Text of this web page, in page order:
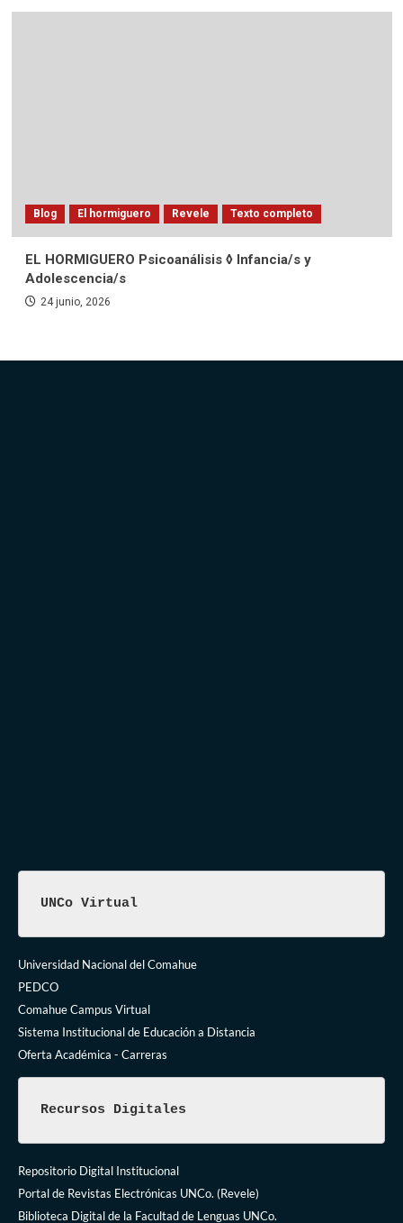
Blog El hormiguero Revele Texto completo
EL HORMIGUERO Psicoanálisis ◊ Infancia/s y
Adolescencia/s
24 junio, 2026
UNCo Virtual
Universidad Nacional del Comahue
PEDCO
Comahue Campus Virtual
Sistema Institucional de Educación a Distancia
Oferta Académica - Carreras
Recursos Digitales
Repositorio Digital Institucional
Portal de Revistas Electrónicas UNCo. (Revele)
Biblioteca Digital de la Facultad de Lenguas UNCo.